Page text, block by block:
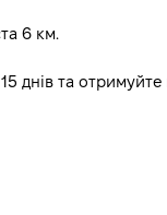
6 км.
та отримуйте